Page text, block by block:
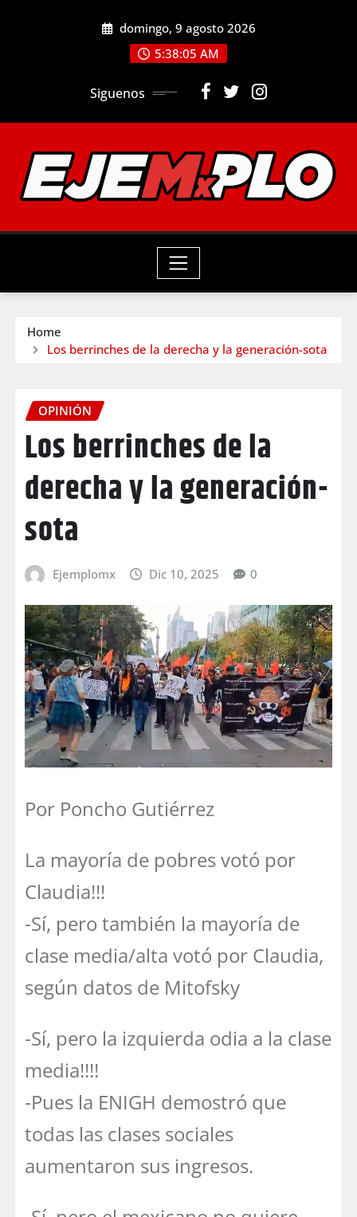
domingo, 9 agosto 2026
5:38:07 AM
Siguenos
Home
Los berrinches de la derecha y la generación-sota
OPINIÓN
Los berrinches de la
derecha y la generación-
sota
Ejemplomx Dic 10, 2025 0
Por Poncho Gutiérrez
La mayoría de pobres votó por
Claudia!!!
-Sí, pero también la mayoría de
clase media/alta votó por Claudia,
según datos de Mitofsky
-Sí, pero la izquierda odia a la clase
media!!!!
-Pues la ENIGH demostró que
todas las clases sociales
aumentaron sus ingresos.